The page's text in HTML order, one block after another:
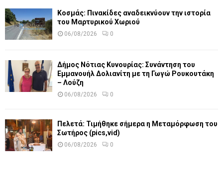
Κοσμάς: Πινακίδες αναδεικνύουν την ιστορία
του Μαρτυρικού Χωριού
06/08/2026 0
Δήμος Νότιας Κυνουρίας: Συνάντηση του
Εμμανουήλ Δολιανίτη με τη Γωγώ Ρουκουτάκη
– Λούζη
06/08/2026 0
Πελετά: Τιμήθηκε σήμερα η Μεταμόρφωση του
Σωτήρος (pics,vid)
06/08/2026 0